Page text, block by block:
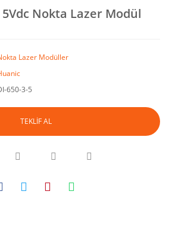
5Vdc Nokta Lazer Modül
Lazer Modüller
650-3-5
TEKLİF AL